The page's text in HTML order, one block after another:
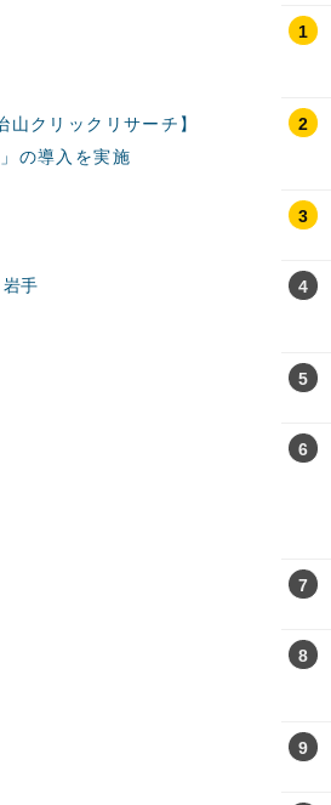
クリックリサーチ】
の導入を実施
岩手
1
2
3
4
5
6
7
8
9